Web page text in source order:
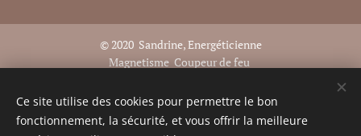
© 2020 Sandrine, Energéticienne
Magnetisme Coupeur de feu
☎️ 06 81 22 49 56
Ce site utilise des cookies pour permettre le bon
fonctionnement, la sécurité, et vous offrir la meilleure